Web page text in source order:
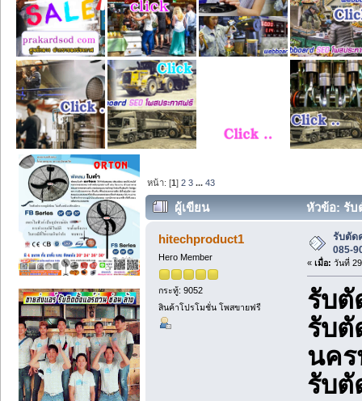
หน้า: [1]2 3 ...43
ผู้เขียน หัวข้อ: รับ
hitechproduct1
Hero Member
กระทู้: 9052
สินค้าโปรโมชั่น โพสขายฟรี
รับตัด
085-
« เมื่อ: วันที่
รับตั
รับ
นคร
รับ